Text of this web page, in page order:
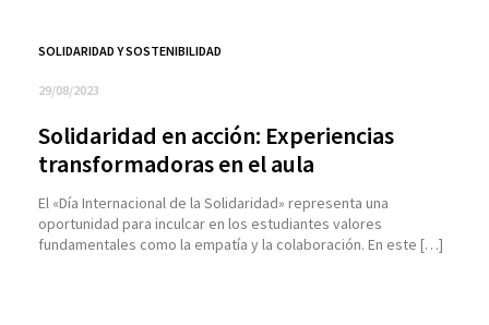
SOLIDARIDAD Y SOSTENIBILIDAD
29/08/2023
Solidaridad en acción: Experiencias
transformadoras en el aula
El «Día Internacional de la Solidaridad» representa una
oportunidad para inculcar en los estudiantes valores
fundamentales como la empatía y la colaboración. En este […]